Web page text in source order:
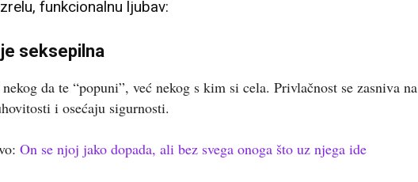
funkcionalnu ljubav:
seksepilna
da te “popuni”, već nekog s kim si cela. Privlačnost se zasniva na
i osećaju sigurnosti.
On se njoj jako dopada, ali bez svega onoga što uz njega ide